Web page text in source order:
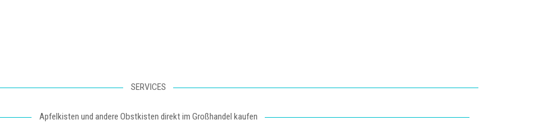
SERVICES
Apfelkisten und andere Obstkisten direkt im Großhandel kaufen